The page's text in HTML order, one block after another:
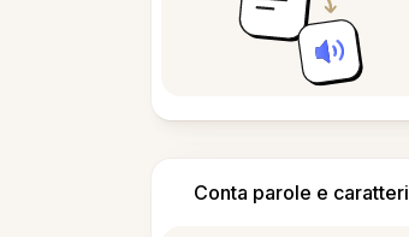
Conta parole e caratteri